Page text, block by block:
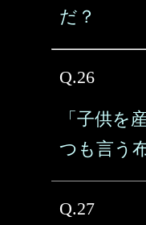
だ？
Q.26
「子供を
つも言う
Q.27